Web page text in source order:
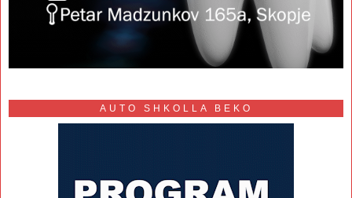
AUTO SHKOLLA BEKO